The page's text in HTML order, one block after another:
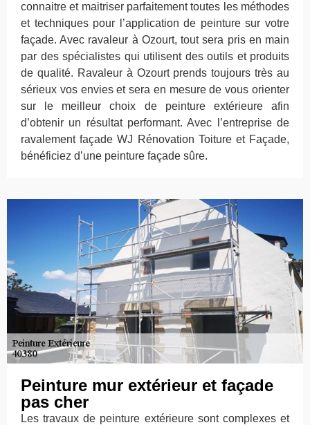
connaitre et maitriser parfaitement toutes les méthodes
et techniques pour l’application de peinture sur votre
façade. Avec ravaleur à Ozourt, tout sera pris en main
par des spécialistes qui utilisent des outils et produits
de qualité. Ravaleur à Ozourt prends toujours très au
sérieux vos envies et sera en mesure de vous orienter
sur le meilleur choix de peinture extérieure afin
d’obtenir un résultat performant. Avec l’entreprise de
ravalement façade WJ Rénovation Toiture et Façade,
bénéficiez d’une peinture façade sûre.
Peinture mur extérieur et façade
pas cher
Les travaux de peinture extérieure sont complexes et